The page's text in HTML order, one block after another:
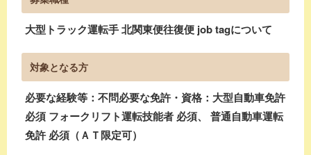
大型トラック運転手 北関東便往復便 job tagについて
対象となる方
必要な経験等：不問必要な免許・資格：大型自動車免許
必須 フォークリフト運転技能者 必須、 普通自動車運転
免許 必須（ＡＴ限定可）